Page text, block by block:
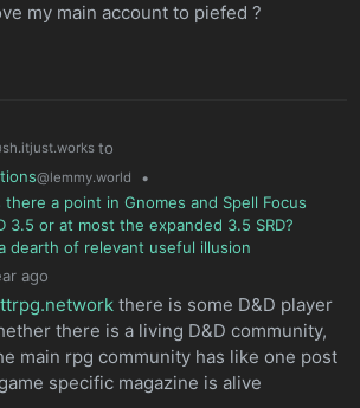
my main account to piefed ?
to
@lemmy.world
•
there a point in Gnomes and Spell Focus
3.5 or at most the expanded 3.5 SRD?
dearth of relevant useful illusion
ago
there is some D&D player
there is a living D&D community,
main rpg community has like one post
specific magazine is alive